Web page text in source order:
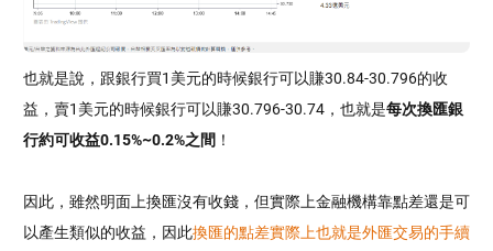
也就是說，跟銀行買1美元的時候銀行可以賺30.84-30.796的收
益，賣1美元的時候銀行可以賺30.796-30.74，也就是每次換匯銀
行約可收益0.15%~0.2%之間 ！
因此，雖然明面上換匯沒有收錢，但實際上金融機構靠點差還是可
以產生類似的收益，因此換匯的點差實際上也就是外匯交易的手續